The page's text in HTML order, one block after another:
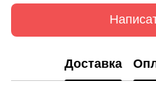
Доставка